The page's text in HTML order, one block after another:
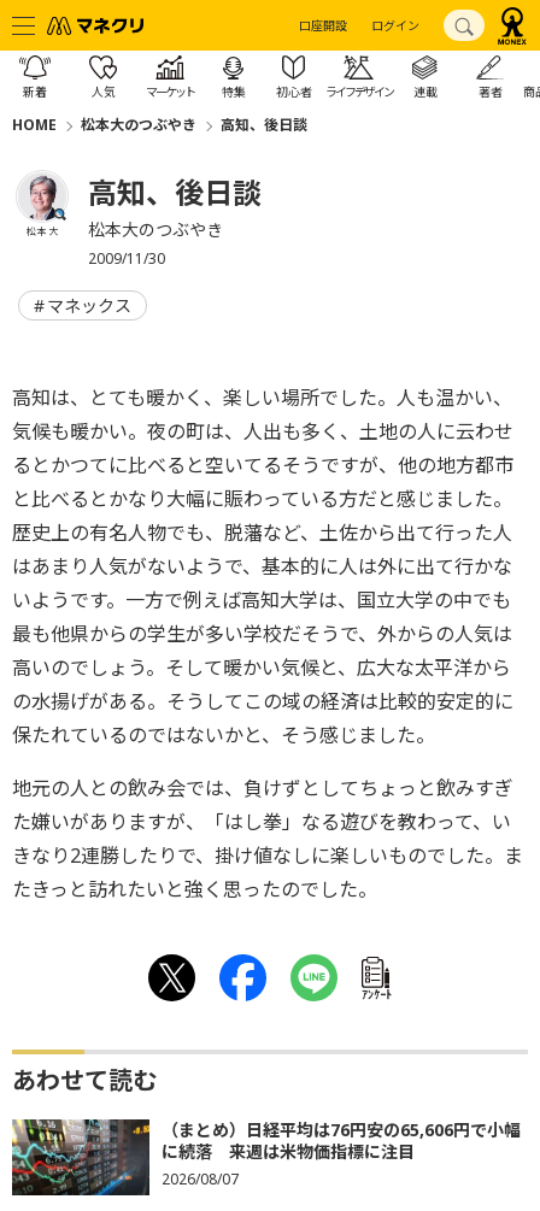
口座開設 ログイン
新着 人気 マーケット 特集 初心者 ライフデザイン 連載 著者 商
HOME 松本大のつぶやき 高知、後日談
松本 大
高知、後日談
松本大のつぶやき
2009/11/30
マネックス
高知は、とても暖かく、楽しい場所でした。人も温かい、
気候も暖かい。夜の町は、人出も多く、土地の人に云わせ
るとかつてに比べると空いてるそうですが、他の地方都市
と比べるとかなり大幅に賑わっている方だと感じました。
歴史上の有名人物でも、脱藩など、土佐から出て行った人
はあまり人気がないようで、基本的に人は外に出て行かな
いようです。一方で例えば高知大学は、国立大学の中でも
最も他県からの学生が多い学校だそうで、外からの人気は
高いのでしょう。そして暖かい気候と、広大な太平洋から
の水揚げがある。そうしてこの域の経済は比較的安定的に
保たれているのではないかと、そう感じました。
地元の人との飲み会では、負けずとしてちょっと飲みすぎ
た嫌いがありますが、「はし拳」なる遊びを教わって、い
きなり2連勝したりで、掛け値なしに楽しいものでした。ま
たきっと訪れたいと強く思ったのでした。
ｱﾝｹｰﾄ
あわせて読む
（まとめ）日経平均は76円安の65,606円で小幅
に続落 来週は米物価指標に注目
2026/08/07